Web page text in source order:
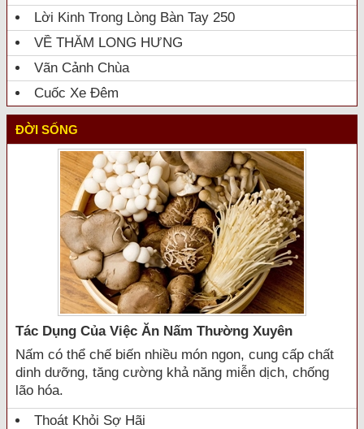
Lời Kinh Trong Lòng Bàn Tay 250
VỀ THĂM LONG HƯNG
Vãn Cảnh Chùa
Cuốc Xe Đêm
ĐỜI SỐNG
Tác Dụng Của Việc Ăn Nấm Thường Xuyên
Nấm có thể chế biến nhiều món ngon, cung cấp chất
dinh dưỡng, tăng cường khả năng miễn dịch, chống
lão hóa.
Thoát Khỏi Sợ Hãi